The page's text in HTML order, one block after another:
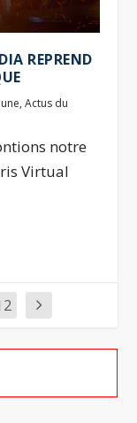
REPREND
,Actus du
notre
Virtual